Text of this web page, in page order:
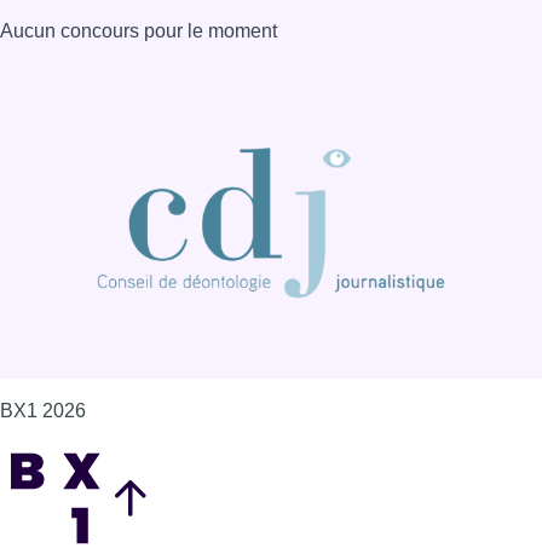
Aucun concours pour le moment
BX1 2026